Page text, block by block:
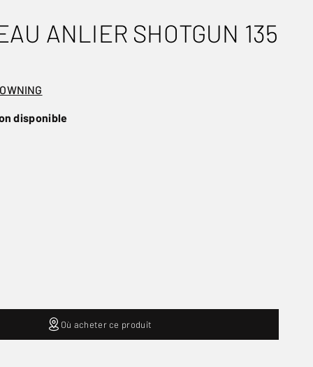
ANLIER SHOTGUN 135
disponible
Où acheter ce produit